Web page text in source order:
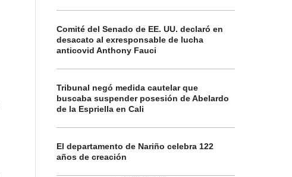
Comité del Senado de EE. UU. declaró en
desacato al exresponsable de lucha
anticovid Anthony Fauci
Tribunal negó medida cautelar que
buscaba suspender posesión de Abelardo
de la Espriella en Cali
El departamento de Nariño celebra 122
años de creación